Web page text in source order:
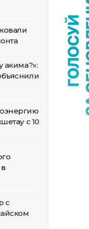
акима?»:
с 10
с